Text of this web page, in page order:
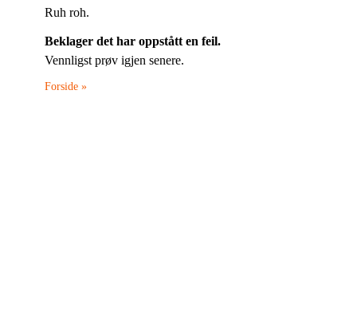
Ruh roh.
Beklager det har oppstått en feil.
Vennligst prøv igjen senere.
Forside »